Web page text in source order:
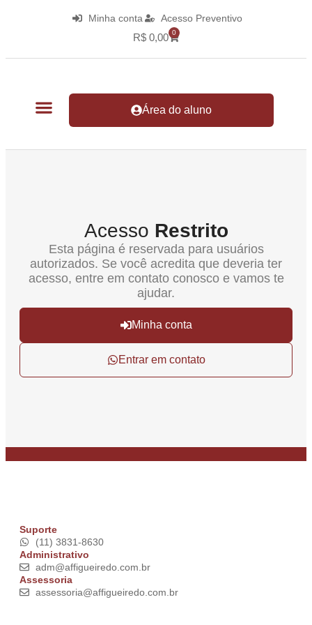
Minha conta Acesso Preventivo
R$ 0,00 0
Área do aluno
Acesso Restrito
Esta página é reservada para usuários
autorizados. Se você acredita que deveria ter
acesso, entre em contato conosco e vamos te
ajudar.
Minha conta
Entrar em contato
Suporte
(11) 3831-8630
Administrativo
adm@affigueiredo.com.br
Assessoria
assessoria@affigueiredo.com.br